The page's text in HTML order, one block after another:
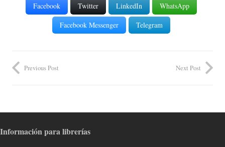
Facebook Twitter LinkedIn
WhatsApp
Facebook Messenger
Telegram
Previous Post Next Post
Información para librerías